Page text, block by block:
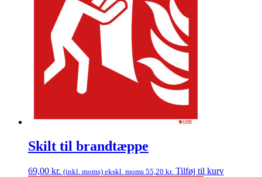
Skilt til brandtæppe
69,00 kr. (inkl. moms) ekskl. moms 55,20 kr. Tilføj til kurv